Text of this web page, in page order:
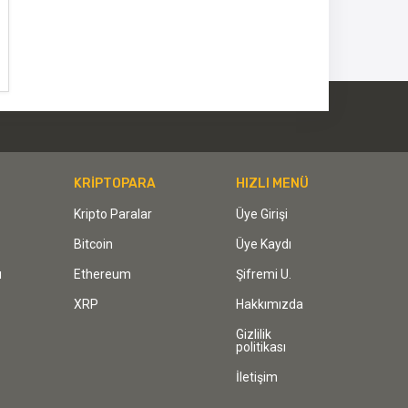
KRİPTOPARA
Kripto Paralar
Bitcoin
Ethereum
XRP
HIZLI MENÜ
Üye Girişi
Üye Kaydı
Şifremi U.
Hakkımızda
Gizlilik
politikası
İletişim